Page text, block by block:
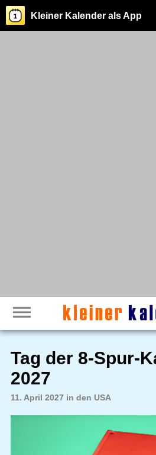
Kleiner Kalender als App
Tag der 8-Spur-
2027
11. April 2027 in den USA